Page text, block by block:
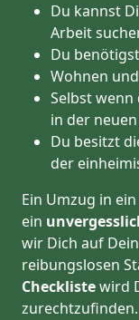
Du kannst
Arbeit
Du
Wohnen
Selbst wenn
in der
Du besitzt
der
Ein Umzug in
ein
wir Dich auf
reibungslosen
Checklistewird
zurechtzufinden.